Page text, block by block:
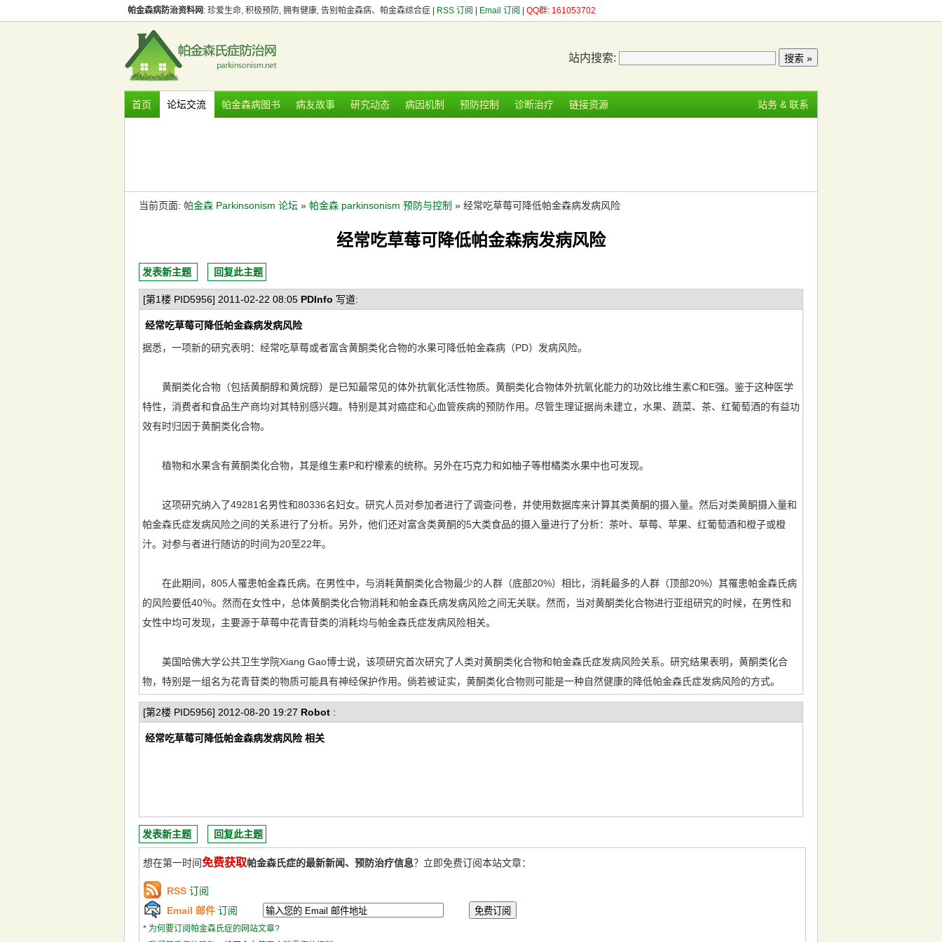
帕金森病防治资料网 : 珍爱生命, 积极预防, 拥有健康, 告别帕金森病、帕金森综合症 | RSS 订阅 Email 订阅 QQ群: 161053702
站内搜索:
首页 论坛交流 帕金森病图书 病友故事 研究动态 病因机制 预防控制 诊断治疗 链接资源 站务 & 联系
当前页面: 帕金森 Parkinsonism 论坛 » 帕金森 parkinsonism 预防与控制 » 经常吃草莓可降低帕金森病发病风险
经常吃草莓可降低帕金森病发病风险
发表新主题 回复此主题
[第1楼 PID5956] 2011-02-22 08:05 PDInfo 写道:
经常吃草莓可降低帕金森病发病风险
据悉，一项新的研究表明：经常吃草莓或者富含黄酮类化合物的水果可降低帕金森病（PD）发病风险。
黄酮类化合物（包括黄酮醇和黄烷醇）是已知最常见的体外抗氧化活性物质。黄酮类化合物体外抗氧化能力的功效比维生素C和E强。鉴于这种医学
特性，消费者和食品生产商均对其特别感兴趣。特别是其对癌症和心血管疾病的预防作用。尽管生理证据尚未建立，水果、蔬菜、茶、红葡萄酒的有益功
效有时归因于黄酮类化合物。
植物和水果含有黄酮类化合物，其是维生素P和柠檬素的统称。另外在巧克力和如柚子等柑橘类水果中也可发现。
这项研究纳入了49281名男性和80336名妇女。研究人员对参加者进行了调查问卷，并使用数据库来计算其类黄酮的摄入量。然后对类黄酮摄入量和
帕金森氏症发病风险之间的关系进行了分析。另外，他们还对富含类黄酮的5大类食品的摄入量进行了分析：茶叶、草莓、苹果、红葡萄酒和橙子或橙
汁。对参与者进行随访的时间为20至22年。
在此期间，805人罹患帕金森氏病。在男性中，与消耗黄酮类化合物最少的人群（底部20%）相比，消耗最多的人群（顶部20%）其罹患帕金森氏病
的风险要低40％。然而在女性中，总体黄酮类化合物消耗和帕金森氏病发病风险之间无关联。然而，当对黄酮类化合物进行亚组研究的时候，在男性和
女性中均可发现，主要源于草莓中花青苷类的消耗均与帕金森氏症发病风险相关。
美国哈佛大学公共卫生学院Xiang Gao博士说，该项研究首次研究了人类对黄酮类化合物和帕金森氏症发病风险关系。研究结果表明，黄酮类化合
物，特别是一组名为花青苷类的物质可能具有神经保护作用。倘若被证实，黄酮类化合物则可能是一种自然健康的降低帕金森氏症发病风险的方式。
[第2楼 PID5956] 2012-08-20 19:27 Robot :
经常吃草莓可降低帕金森病发病风险 相关
发表新主题 回复此主题
想在第一时间免费获取帕金森氏症的最新新闻、预防治疗信息？立即免费订阅本站文章：
RSS 订阅
Email 邮件 订阅
* 为何要订阅帕金森氏症的网站文章?